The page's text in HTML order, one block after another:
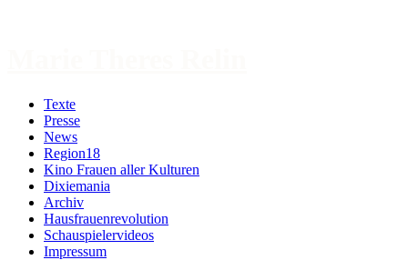
Texte
Presse
News
Region18
Kino Frauen aller Kulturen
Dixiemania
Archiv
Hausfrauenrevolution
Schauspielervideos
Impressum